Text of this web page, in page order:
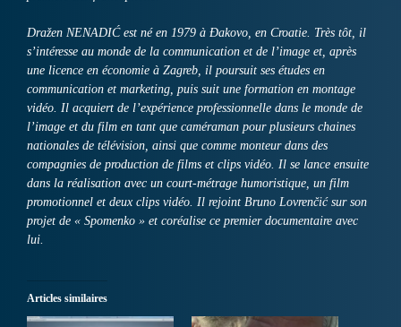
Dražen NENADIĆ est né en 1979 à Đakovo, en Croatie. Très tôt, il
s’intéresse au monde de la communication et de l’image et, après
une licence en économie à Zagreb, il poursuit ses études en
communication et marketing, puis suit une formation en montage
vidéo. Il acquiert de l’expérience professionnelle dans le monde de
l’image et du film en tant que caméraman pour plusieurs chaines
nationales de télévision, ainsi que comme monteur dans des
compagnies de production de films et clips vidéo. Il se lance ensuite
dans la réalisation avec un court-métrage humoristique, un film
promotionnel et deux clips vidéo. Il rejoint Bruno Lovrenčić sur son
projet de « Spomenko » et coréalise ce premier documentaire avec
lui.
Articles similaires